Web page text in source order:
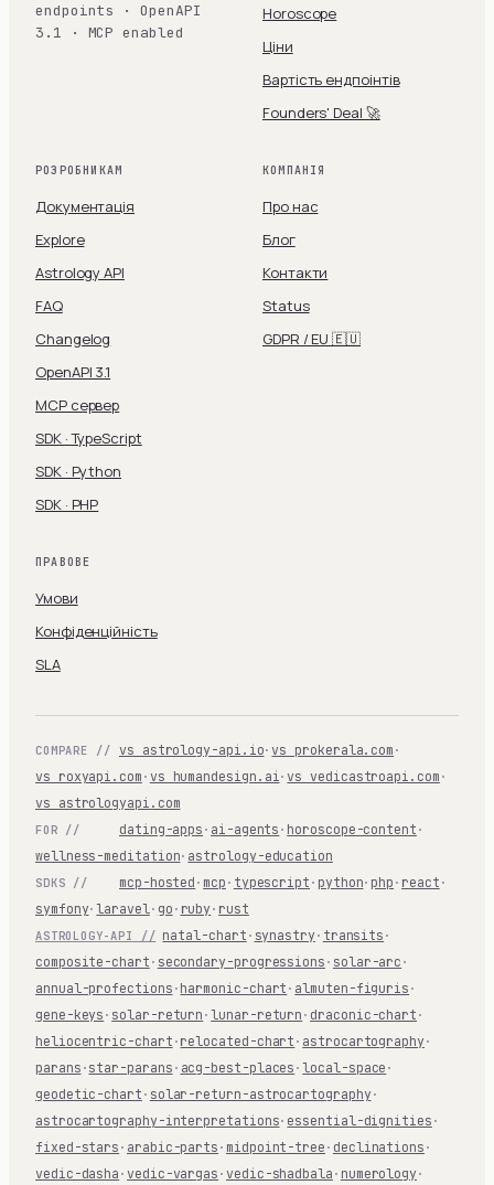
endpoints · OpenAPI
3.1 · MCP enabled
Horoscope
Ціни
Вартість ендпоінтів
Founders' Deal 🚀
РОЗРОБНИКАМ
Документація
Explore
Astrology API
FAQ
Changelog
OpenAPI 3.1
MCP сервер
SDK · TypeScript
SDK · Python
SDK · PHP
КОМПАНІЯ
Про нас
Блог
Контакти
Status
GDPR / EU 🇪🇺
ПРАВОВЕ
Умови
Конфіденційність
SLA
COMPARE // vs astrology-api.io·vs prokerala.com ·
vs roxyapi.com · vs humandesign.ai ·vs vedicastroapi.com ·
vs astrologyapi.com
FOR // dating-apps · ai-agents · horoscope-content ·
wellness-meditation· astrology-education
SDKS // mcp-hosted · mcp · typescript · python· php · react ·
symfony·laravel · go · ruby · rust
ASTROLOGY-API // natal-chart · synastry · transits ·
composite-chart · secondary-progressions · solar-arc ·
annual-profections · harmonic-chart · almuten-figuris ·
gene-keys · solar-return ·lunar-return · draconic-chart ·
heliocentric-chart · relocated-chart · astrocartography ·
parans · star-parans · acg-best-places ·local-space ·
geodetic-chart · solar-return-astrocartography ·
astrocartography-interpretations· essential-dignities ·
fixed-stars · arabic-parts · midpoint-tree · declinations ·
vedic-dasha ·vedic-vargas ·vedic-shadbala · numerology ·